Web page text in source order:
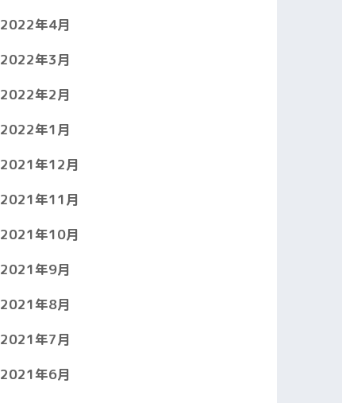
2022年4月
2022年3月
2022年2月
2022年1月
2021年12月
2021年11月
2021年10月
2021年9月
2021年8月
2021年7月
2021年6月